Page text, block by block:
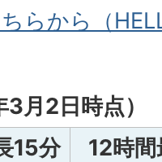
らから（
月2日時点）
15分
12時